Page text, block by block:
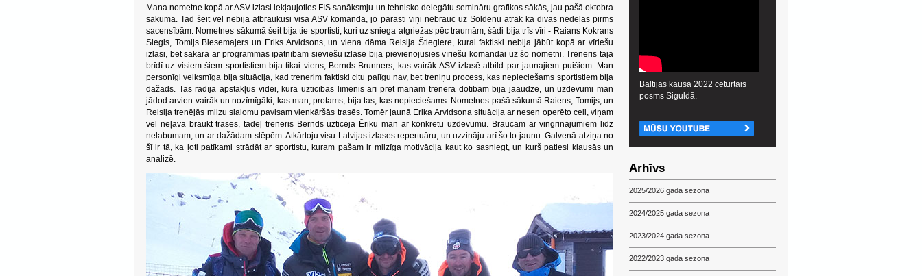
Mana nometne kopā ar ASV izlasi iekļaujoties FIS sanāksmju un tehnisko delegātu semināru grafikos sākās, jau pašā oktobra
sākumā. Tad šeit vēl nebija atbraukusi visa ASV komanda, jo parasti viņi nebrauc uz Soldenu ātrāk kā divas nedēļas pirms
sacensībām. Nometnes sākumā šeit bija tie sportisti, kuri uz sniega atgriežas pēc traumām, šādi bija trīs vīri - Raians Kokrans
Siegls, Tomijs Biesemajers un Eriks Arvidsons, un viena dāma Reisija Štieglere, kurai faktiski nebija jābūt kopā ar vīriešu
izlasi, bet sakarā ar programmas īpatnībām sieviešu izlasē bija pievienojusies vīriešu komandai uz šo nometni. Treneris tajā
brīdī uz visiem šiem sportistiem bija tikai viens, Bernds Brunners, kas vairāk ASV izlasē atbild par jaunajiem puišiem. Man
personīgi veiksmīga bija situācija, kad trenerim faktiski citu palīgu nav, bet treniņu process, kas nepieciešams sportistiem bija
dažāds. Tas radīja apstākļus videi, kurā uzticības līmenis arī pret manām trenera dotībām bija jāaudzē, un uzdevumi man
jādod arvien vairāk un nozīmīgāki, kas man, protams, bija tas, kas nepieciešams. Nometnes pašā sākumā Raiens, Tomijs, un
Reisija trenējās milzu slalomu pavisam vienkāršās trasēs. Tomēr jaunā Erika Arvidsona situācija ar nesen operēto celi, viņam
vēl neļāva braukt trasēs, tādēļ treneris Bernds uzticēja Ēriku man ar konkrētu uzdevumu. Braucām ar vingrinājumiem līdz
nelabumam, un ar dažādam slēpēm. Atkārtoju visu Latvijas izlases repertuāru, un uzzināju arī šo to jaunu. Galvenā atziņa no
šī ir tā, ka ļoti patīkami strādāt ar sportistu, kuram pašam ir milzīga motivācija kaut ko sasniegt, un kurš patiesi klausās un
analizē.
Baltijas kausa 2022 ceturtais
posms Siguldā.
Arhīvs
2025/2026 gada sezona
2024/2025 gada sezona
2023/2024 gada sezona
2022/2023 gada sezona